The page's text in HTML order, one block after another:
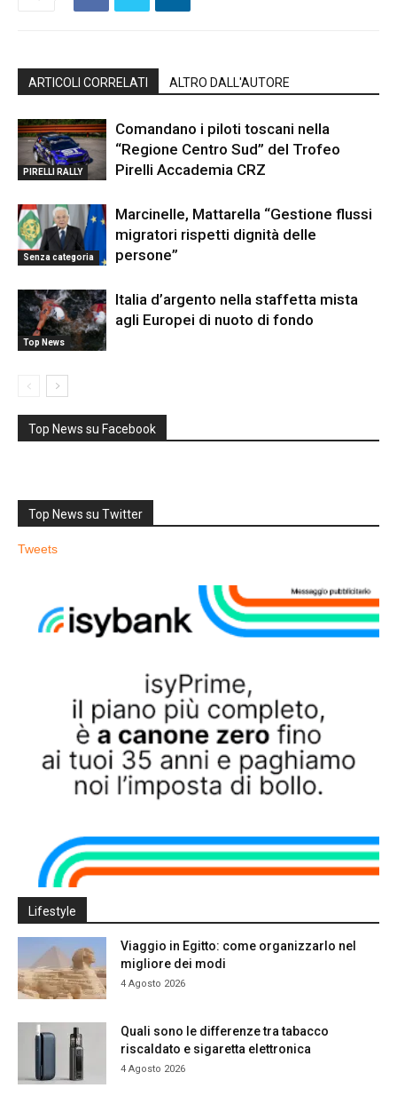
ARTICOLI CORRELATI ALTRO DALL'AUTORE
PIRELLI RALLY
Comandano i piloti toscani nella
“Regione Centro Sud” del Trofeo
Pirelli Accademia CRZ
Senza categoria
Marcinelle, Mattarella “Gestione flussi
migratori rispetti dignità delle
persone”
Top News
Italia d’argento nella staffetta mista
agli Europei di nuoto di fondo
Top News su Facebook
Top News su Twitter
Tweets
Lifestyle
Viaggio in Egitto: come organizzarlo nel
migliore dei modi
4 Agosto 2026
Quali sono le differenze tra tabacco
riscaldato e sigaretta elettronica
4 Agosto 2026